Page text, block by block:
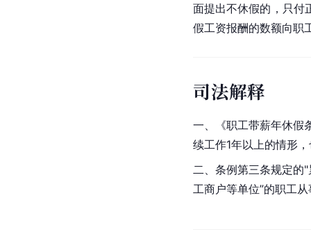
面提出不休假的，只付
假工资报酬的数额向职
司法解释
一、《职工带薪年休假
续工作1年以上的情形
二、条例第三条规定的
工商户等单位”的职工